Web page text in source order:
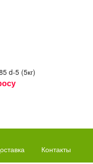
d-5 (5кг)
Контакты